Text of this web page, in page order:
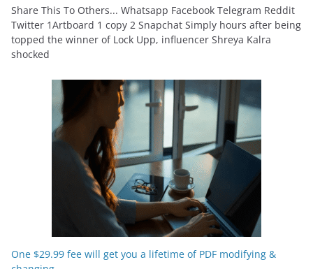
Share This To Others... Whatsapp Facebook Telegram Reddit
Twitter 1Artboard 1 copy 2 Snapchat Simply hours after being
topped the winner of Lock Upp, influencer Shreya Kalra
shocked
One $29.99 fee will get you a lifetime of PDF modifying &